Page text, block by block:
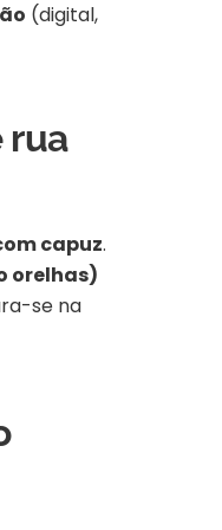
(digital,
rua
capuz.
orelhas)
se na